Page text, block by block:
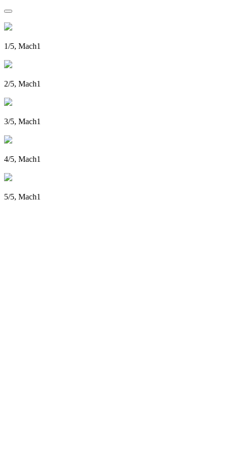
1/5, Mach1
2/5, Mach1
3/5, Mach1
4/5, Mach1
5/5, Mach1